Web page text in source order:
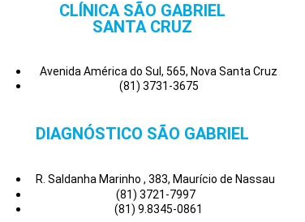
CLÍNICA SÃO GABRIEL
SANTA CRUZ
Avenida América do Sul, 565, Nova Santa Cruz
(81) 3731-3675
DIAGNÓSTICO SÃO GABRIEL
R. Saldanha Marinho , 383, Maurício de Nassau
(81) 3721-7997
(81) 9.8345-0861